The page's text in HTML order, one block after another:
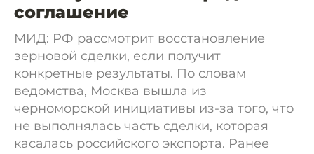
соглашение
МИД: РФ рассмотрит восстановление
зерновой сделки, если получит
конкретные результаты. По словам
ведомства, Москва вышла из
черноморской инициативы из-за того, что
не выполнялась часть сделки, которая
касалась российского экспорта. Ранее